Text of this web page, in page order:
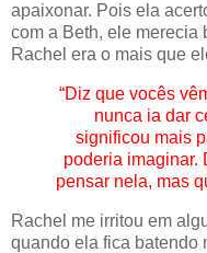
apaixonar. Pois ela
com a Beth, ele merecia
Rachel era o mais que
“Diz que vocês
nunca ia dar
significou mais
poderia imaginar.
pensar nela, mas
Rachel me irritou em
quando ela fica batendo